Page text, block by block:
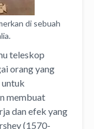
di sebuah
teleskop
orang yang
membuat
dan efek yang
(1570-